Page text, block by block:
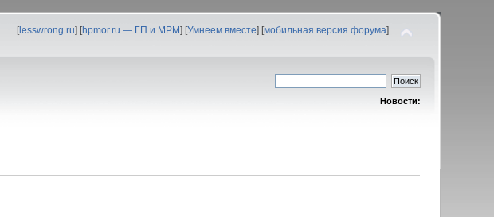
[lesswrong.ru] [hpmor.ru — ГП и МРМ] [Умнеем вместе] [мобильная версия форума]
Новости: